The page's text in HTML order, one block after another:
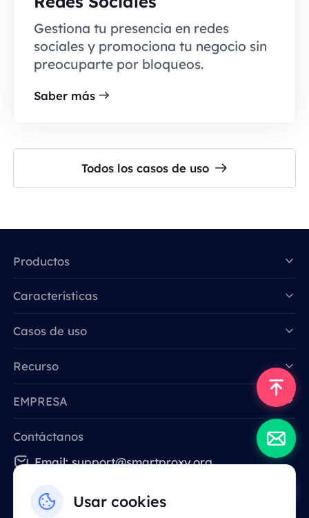
Gestiona tu presencia en redes
sociales y promociona tu negocio sin
preocuparte por bloqueos.
Saber más
Todos los casos de uso
Usar cookies
Productos
Características
Casos de uso
Recurso
EMPRESA
Contáctanos
Email: support@smartproxy.org